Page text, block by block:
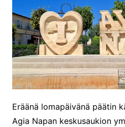
Eräänä lomapäivänä päätin
Agia Napan keskusaukion